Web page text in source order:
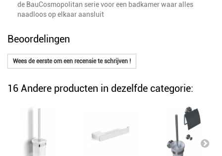
de BauCosmopolitan serie voor een badkamer waar alles
naadloos op elkaar aansluit
Beoordelingen
Wees de eerste om een recensie te schrijven !
16 Andere producten in dezelfde categorie: